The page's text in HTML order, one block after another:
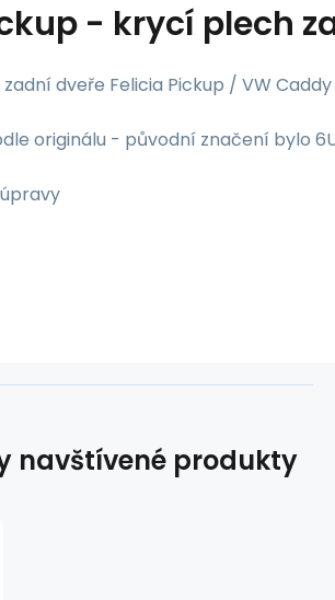
- krycí plech
dveře Felicia Pickup / VW Caddy
originálu - původní značení bylo
navštívené produkty